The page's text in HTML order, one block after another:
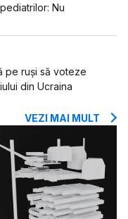
Nu
pe ruși să voteze
din Ucraina
VEZI MAI MULT